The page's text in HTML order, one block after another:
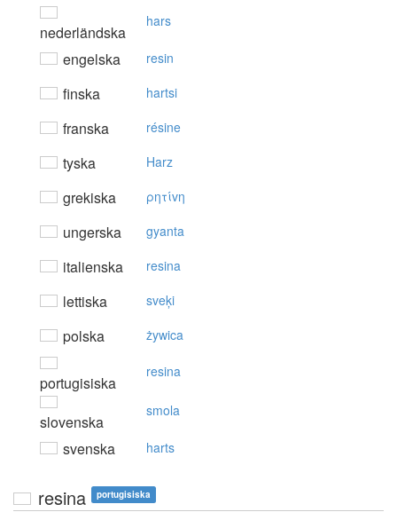
nederländska
hars
engelska resin
finska hartsi
franska résine
tyska Harz
grekiska ρητίvη
ungerska gyanta
italienska resina
lettiska sveķi
polska żywica
portugisiska
resina
slovenska
smola
svenska harts
resina portugisiska